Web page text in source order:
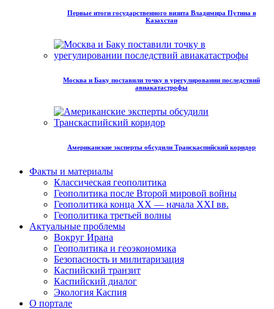
Первые итоги государственного визита Владимира Путина в
Казахстан
Москва и Баку поставили точку в урегулировании последствий
авиакатастрофы
Американские эксперты обсудили Транскаспийский коридор
Факты и материалы
Классическая геополитика
Геополитика после Второй мировой войны
Геополитика конца XX — начала XXI вв.
Геополитика третьей волны
Актуальные проблемы
Вокруг Ирана
Геополитика и геоэкономика
Безопасность и милитаризация
Каспийский транзит
Каспийский диалог
Экология Каспия
О портале